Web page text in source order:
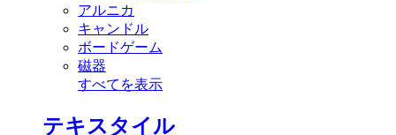
アルニカ
キャンドル
ボードゲーム
磁器
すべてを表示
テキスタイル